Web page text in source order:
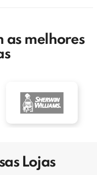
as melhores
Lojas